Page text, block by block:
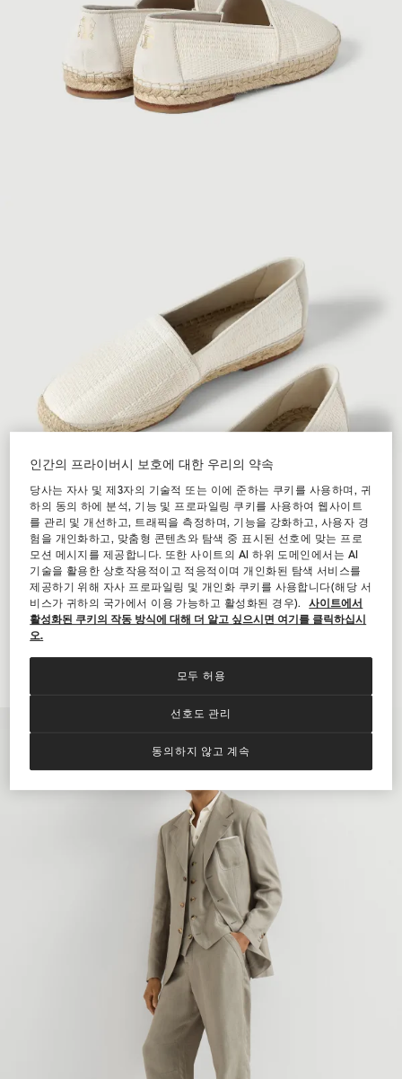
인간의 프라이버시 보호에 대한 우리의 약속
당사는 자사 및 제3자의 기술적 또는 이에 준하는 쿠키를 사용하며, 귀
하의 동의 하에 분석, 기능 및 프로파일링 쿠키를 사용하여 웹사이트
를 관리 및 개선하고, 트래픽을 측정하며, 기능을 강화하고, 사용자 경
험을 개인화하고, 맞춤형 콘텐츠와 탐색 중 표시된 선호에 맞는 프로
모션 메시지를 제공합니다. 또한 사이트의 AI 하위 도메인에서는 AI
기술을 활용한 상호작용적이고 적응적이며 개인화된 탐색 서비스를
제공하기 위해 자사 프로파일링 및 개인화 쿠키를 사용합니다(해당 서
비스가 귀하의 국가에서 이용 가능하고 활성화된 경우).
사이트에서
활성화된 쿠키의 작동 방식에 대해 더 알고 싶으시면 여기를 클릭하십시
오.
선호도 관리
동의하지 않고 계속
모두 허용